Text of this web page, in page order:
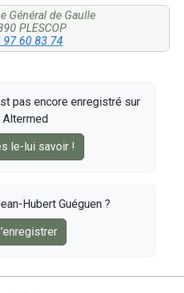
Général de Gaulle
PLESCOP
97 60 83 74
pas encore enregistré sur
Altermed
le-lui savoir !
Hubert Guéguen ?